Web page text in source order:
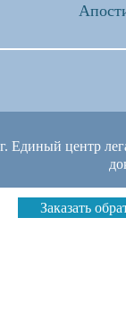
Единый центр
Заказать